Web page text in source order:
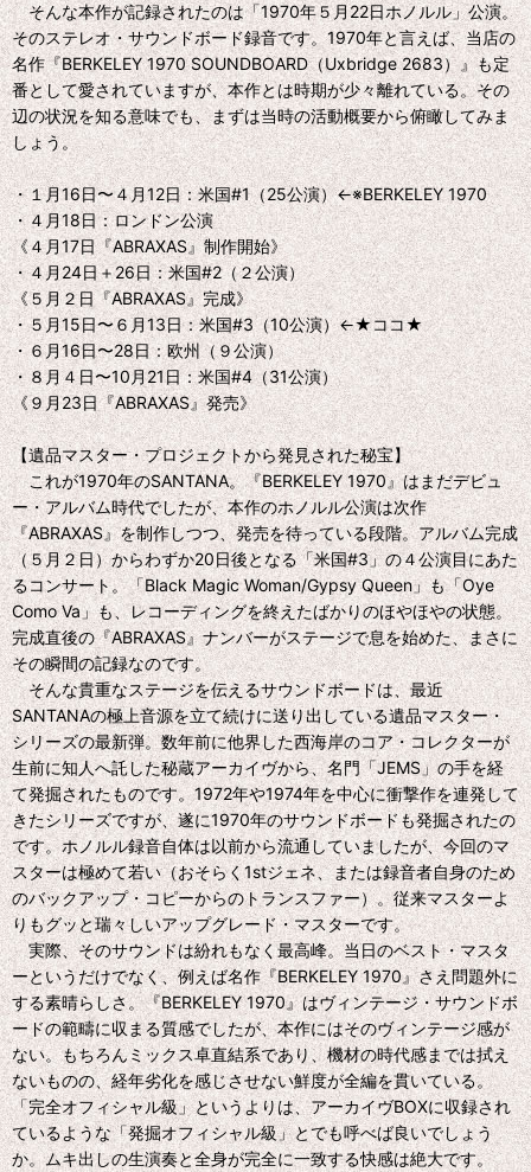
そんな本作が記録されたのは「1970年５月22日ホノルル」公演。
そのステレオ・サウンドボード録音です。1970年と言えば、当店の
名作『BERKELEY 1970 SOUNDBOARD（Uxbridge 2683）』も定
番として愛されていますが、本作とは時期が少々離れている。その
辺の状況を知る意味でも、まずは当時の活動概要から俯瞰してみま
しょう。
・１月16日〜４月12日：米国#1（25公演）←※BERKELEY 1970
・４月18日：ロンドン公演
《４月17日『ABRAXAS』制作開始》
・４月24日＋26日：米国#2（２公演）
《５月２日『ABRAXAS』完成》
・５月15日〜６月13日：米国#3（10公演）←★ココ★
・６月16日〜28日：欧州（９公演）
・８月４日〜10月21日：米国#4（31公演）
《９月23日『ABRAXAS』発売》
【遺品マスター・プロジェクトから発見された秘宝】
これが1970年のSANTANA。『BERKELEY 1970』はまだデビュ
ー・アルバム時代でしたが、本作のホノルル公演は次作
『ABRAXAS』を制作しつつ、発売を待っている段階。アルバム完成
（５月２日）からわずか20日後となる「米国#3」の４公演目にあた
るコンサート。「Black Magic Woman/Gypsy Queen」も「Oye
Como Va」も、レコーディングを終えたばかりのほやほやの状態。
完成直後の『ABRAXAS』ナンバーがステージで息を始めた、まさに
その瞬間の記録なのです。
そんな貴重なステージを伝えるサウンドボードは、最近
SANTANAの極上音源を立て続けに送り出している遺品マスター・
シリーズの最新弾。数年前に他界した西海岸のコア・コレクターが
生前に知人へ託した秘蔵アーカイヴから、名門「JEMS」の手を経
て発掘されたものです。1972年や1974年を中心に衝撃作を連発して
きたシリーズですが、遂に1970年のサウンドボードも発掘されたの
です。ホノルル録音自体は以前から流通していましたが、今回のマ
スターは極めて若い（おそらく1stジェネ、または録音者自身のため
のバックアップ・コピーからのトランスファー）。従来マスターよ
りもグッと瑞々しいアップグレード・マスターです。
実際、そのサウンドは紛れもなく最高峰。当日のベスト・マスタ
ーというだけでなく、例えば名作『BERKELEY 1970』さえ問題外に
する素晴らしさ。『BERKELEY 1970』はヴィンテージ・サウンドボ
ードの範疇に収まる質感でしたが、本作にはそのヴィンテージ感が
ない。もちろんミックス卓直結系であり、機材の時代感までは拭え
ないものの、経年劣化を感じさせない鮮度が全編を貫いている。
「完全オフィシャル級」というよりは、アーカイヴBOXに収録され
ているような「発掘オフィシャル級」とでも呼べば良いでしょう
か。ムキ出しの生演奏と全身が完全に一致する快感は絶大です。